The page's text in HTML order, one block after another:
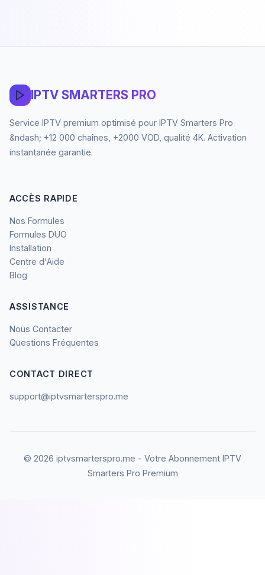
IPTV SMARTERS PRO
Service IPTV premium optimisé pour IPTV Smarters Pro
&ndash; +12 000 chaînes, +2000 VOD, qualité 4K. Activation
instantanée garantie.
ACCÈS RAPIDE
Nos Formules
Formules DUO
Installation
Centre d'Aide
Blog
ASSISTANCE
Nous Contacter
Questions Fréquentes
CONTACT DIRECT
support@iptvsmarterspro.me
© 2026 iptvsmarterspro.me - Votre Abonnement IPTV
Smarters Pro Premium